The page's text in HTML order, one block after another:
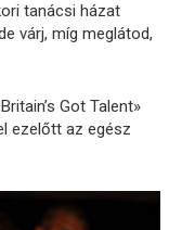
tanácsi házat
várj, míg meglátod,
Got Talent»
ezelőtt az egész